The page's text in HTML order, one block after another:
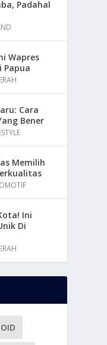
Padahal
Wapres
Papua
Cara
Bener
Memilih
Ini
Di